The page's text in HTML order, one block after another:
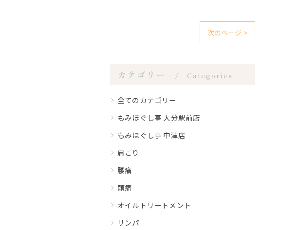
次のページ >
カテゴリー Categories
全てのカテゴリー
もみほぐし亭 大分駅前店
もみほぐし亭 中津店
肩こり
腰痛
頭痛
オイルトリートメント
リンパ